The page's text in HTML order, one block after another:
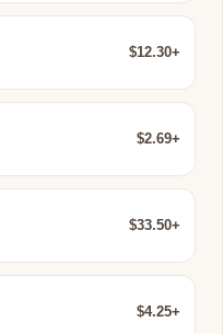
$12.30+
$2.69+
$33.50+
$4.25+